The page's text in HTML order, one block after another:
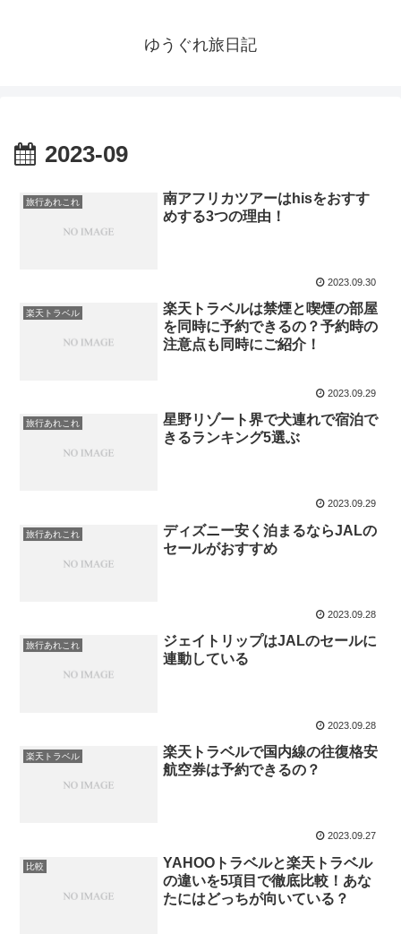
ゆうぐれ旅日記
2023-09
旅行あれこれ
南アフリカツアーはhisをおすす
めする3つの理由！
2023.09.30
楽天トラベル
楽天トラベルは禁煙と喫煙の部屋
を同時に予約できるの？予約時の
注意点も同時にご紹介！
2023.09.29
旅行あれこれ
星野リゾート界で犬連れで宿泊で
きるランキング5選ぶ
2023.09.29
旅行あれこれ
ディズニー安く泊まるならJALの
セールがおすすめ
2023.09.28
旅行あれこれ
ジェイトリップはJALのセールに
連動している
2023.09.28
楽天トラベル
楽天トラベルで国内線の往復格安
航空券は予約できるの？
2023.09.27
比較
YAHOOトラベルと楽天トラベル
の違いを5項目で徹底比較！あな
たにはどっちが向いている？